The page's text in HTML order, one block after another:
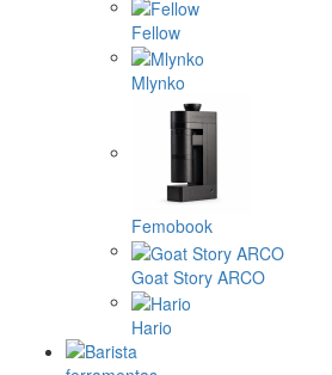
Fellow
Mlynko
Femobook
Goat Story ARCO
Hario